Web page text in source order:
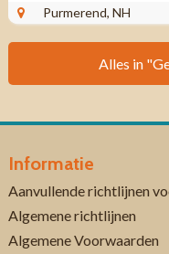
Genre: Rhythm & ...
Purmerend, NH
Alles in
Informatie
Aanvullende richtlijnen
Algemene richtlijnen
Algemene Voorwaarden